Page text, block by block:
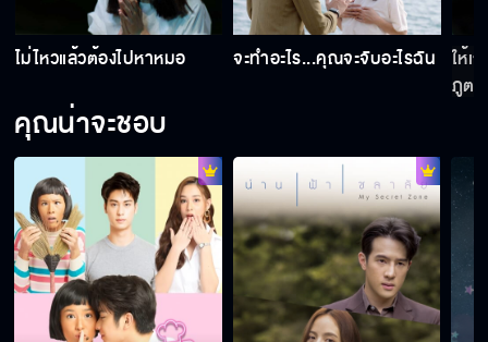
ไม่อ้า...จับยัดนะ
ถ้าไม่เป็นพระเอกก็ต้องเป็นพวกตัวร้ายโรคจิต
ถ้าเรียกว่าภาระอีก...ฉันจับคุณจูบแน่
ไม่ไหวแล้วต้องไปหาหมอ จะทำอะไร...คุณจะจับอะไรฉัน
ให้เ
ภูต
คุณน่าจะชอบ